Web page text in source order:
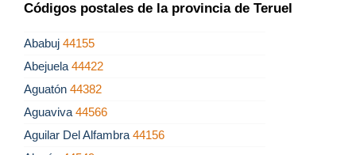
Códigos postales de la provincia de Teruel
Ababuj 44155
Abejuela 44422
Aguatón 44382
Aguaviva 44566
Aguilar Del Alfambra 44156